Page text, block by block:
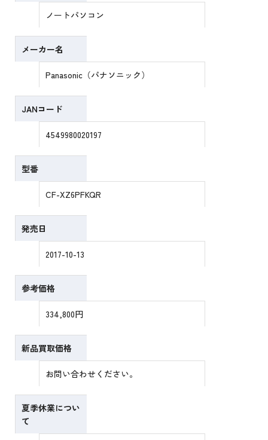
ノートパソコン
メーカー名
Panasonic（パナソニック）
JANコード
4549980020197
型番
CF-XZ6PFKQR
発売日
2017-10-13
参考価格
334,800円
新品買取価格
お問い合わせください。
夏季休業につい
て